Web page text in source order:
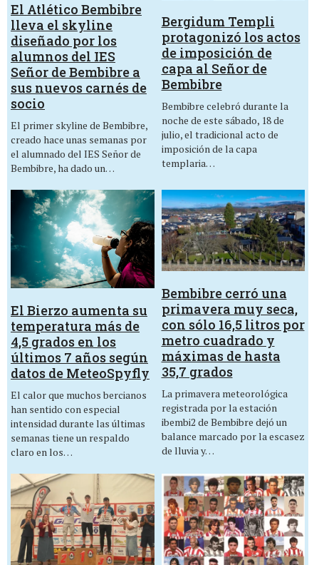
El Atlético Bembibre
lleva el skyline
diseñado por los
alumnos del IES
Señor de Bembibre a
sus nuevos carnés de
socio
El primer skyline de Bembibre,
creado hace unas semanas por
el alumnado del IES Señor de
Bembibre, ha dado un…
Bergidum Templi
protagonizó los actos
de imposición de
capa al Señor de
Bembibre
Bembibre celebró durante la
noche de este sábado, 18 de
julio, el tradicional acto de
imposición de la capa
templaria…
El Bierzo aumenta su
temperatura más de
4,5 grados en los
últimos 7 años según
datos de MeteoSpyfly
El calor que muchos bercianos
han sentido con especial
intensidad durante las últimas
semanas tiene un respaldo
claro en los…
Bembibre cerró una
primavera muy seca,
con sólo 16,5 litros por
metro cuadrado y
máximas de hasta
35,7 grados
La primavera meteorológica
registrada por la estación
ibembi2 de Bembibre dejó un
balance marcado por la escasez
de lluvia y…